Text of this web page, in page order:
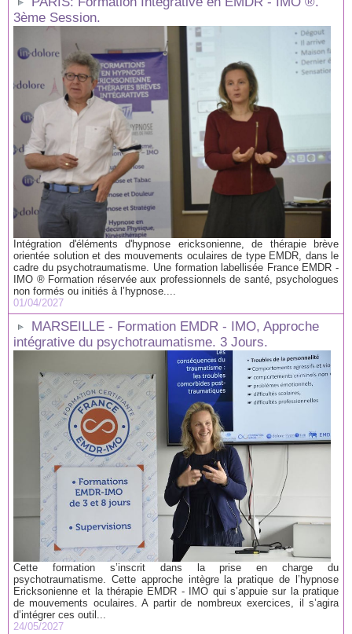
3ème Session.
Intégration d'éléments d'hypnose ericksonienne, de thérapie brève
orientée solution et des mouvements oculaires de type EMDR, dans le
cadre du psychotraumatisme. Une formation labellisée France EMDR -
IMO ® Formation réservée aux professionnels de santé, psychologues
non formés ou initiés à l’hypnose....
01/04/2027
MARSEILLE - Formation EMDR - IMO, Approche
intégrative du psychotraumatisme. 3 Jours.
Cette formation s’inscrit dans la prise en charge du
psychotraumatisme. Cette approche intègre la pratique de l’hypnose
Ericksonienne et la thérapie EMDR - IMO qui s’appuie sur la pratique
de mouvements oculaires. A partir de nombreux exercices, il s’agira
d’intégrer ces outil...
24/05/2027